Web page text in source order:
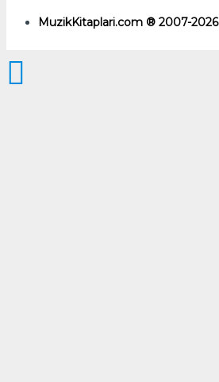
MuzikKitaplari.com ® 2007-2026